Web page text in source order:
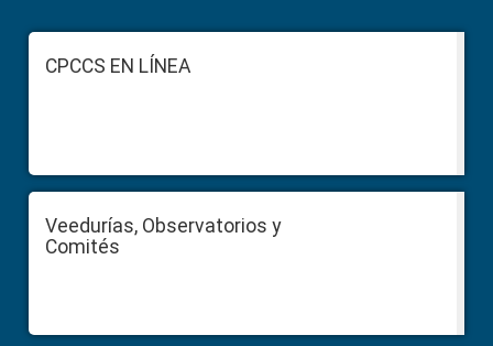
FooterCPCCS EN LÍNEA
Veedurías, Observatorios y
Comités